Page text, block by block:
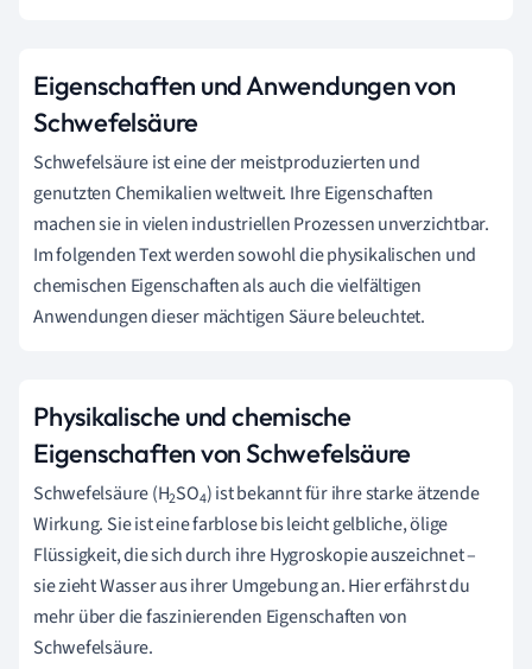
Eigenschaften und Anwendungen von
Schwefelsäure
Schwefelsäure ist eine der meistproduzierten und
genutzten Chemikalien weltweit. Ihre Eigenschaften
machen sie in vielen industriellen Prozessen unverzichtbar.
Im folgenden Text werden sowohl die physikalischen und
chemischen Eigenschaften als auch die vielfältigen
Anwendungen dieser mächtigen Säure beleuchtet.
Physikalische und chemische
Eigenschaften von Schwefelsäure
Schwefelsäure (H2SO4) ist bekannt für ihre starke ätzende
Wirkung. Sie ist eine farblose bis leicht gelbliche, ölige
Flüssigkeit, die sich durch ihre Hygroskopie auszeichnet –
sie zieht Wasser aus ihrer Umgebung an. Hier erfährst du
mehr über die faszinierenden Eigenschaften von
Schwefelsäure.